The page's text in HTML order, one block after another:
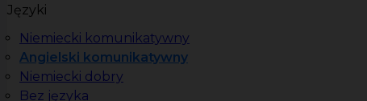
Języki
Niemiecki komunikatywny
Angielski komunikatywny
Niemiecki dobry
Bez języka